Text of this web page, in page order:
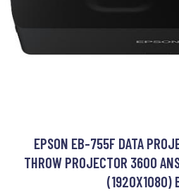
EPSON EB-755F DATA
THROW PROJECTOR 3600
(1920X1080)